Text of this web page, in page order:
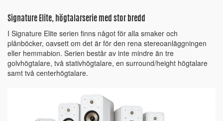
Signature Elite, högtalarserie med stor bredd
I Signature Elite serien finns något för alla smaker och
plånböcker, oavsett om det är för den rena stereoanläggningen
eller hemmabion. Serien består av inte mindre än tre
golvhögtalare, två stativhögtalare, en surround/height högtalare
samt två centerhögtalare.